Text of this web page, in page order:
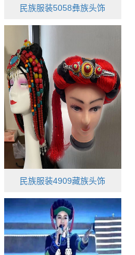
民族服装5058彝族头饰
民族服装4909藏族头饰